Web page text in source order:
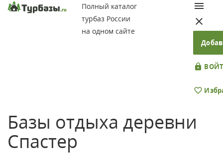
Полный каталог
турбаз России
на одном сайте
Базы отдыха деревни
Спастер